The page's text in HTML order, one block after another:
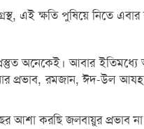
এই ক্ষতি পুষিয়ে নিতে
অনেকেই। আবার
প্রভাব, রমজান, ঈদ-উল
বছর আশা করছি জলবায়ুর